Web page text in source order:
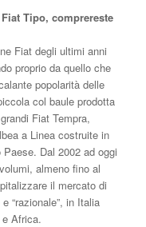
Tipo, comprereste
Fiat degli ultimi anni
proprio da quello che
popolarità delle
col baule prodotta
Fiat Tempra,
a Linea costruite in
Dal 2002 ad oggi
almeno fino al
il mercato di
“razionale”, in Italia
Africa.